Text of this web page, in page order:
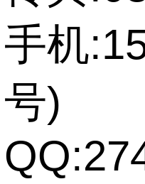
手机
号)